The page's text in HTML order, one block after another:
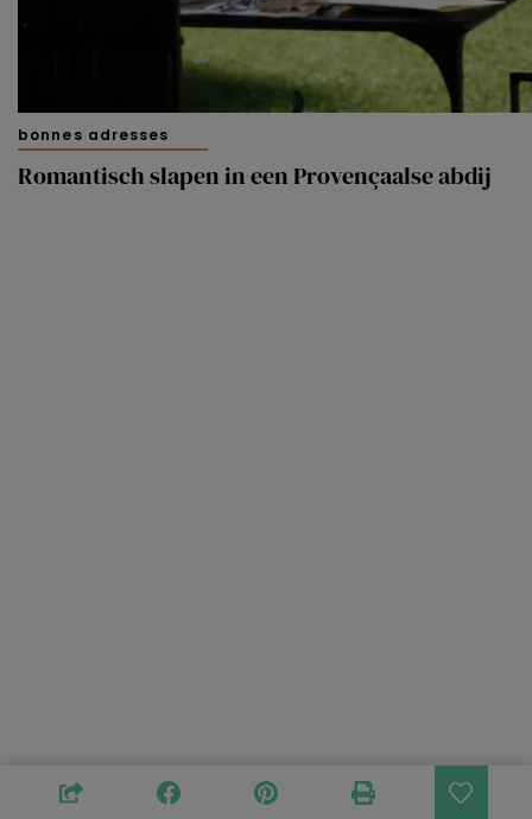
bonnes adresses
Romantisch slapen in een Provençaalse abdij